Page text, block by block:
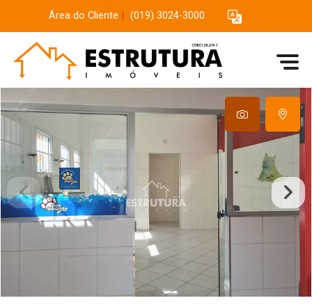
Área do Cliente (019) 3024-3000